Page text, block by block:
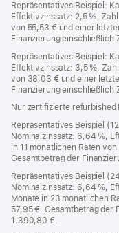
Repräsentatives Beispiel:
Effektivzinssatz: 2,5 %.
von 55,53 € und einer
Finanzierung einschließlich
Repräsentatives Beispiel:
Effektivzinssatz: 3,5 %.
von 38,03 € und einer
Finanzierung einschließlich
Nur zertifizierte refurbished
Repräsentatives Beispiel
Nominalzinssatz: 6,64 %,
in 11 monatlichen Raten
Gesamtbetrag der
Repräsentatives Beispiel
Nominalzinssatz: 6,64 %,
Monate in 23 monatlichen
57,95 €. Gesamtbetrag der
1.390,80 €.